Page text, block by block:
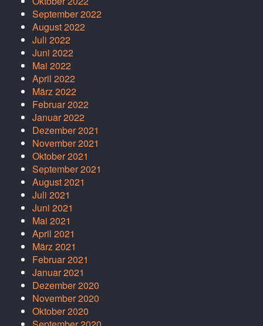
September 2022
August 2022
Juli 2022
Juni 2022
Mai 2022
April 2022
März 2022
Februar 2022
Januar 2022
Dezember 2021
November 2021
Oktober 2021
September 2021
August 2021
Juli 2021
Juni 2021
Mai 2021
April 2021
März 2021
Februar 2021
Januar 2021
Dezember 2020
November 2020
Oktober 2020